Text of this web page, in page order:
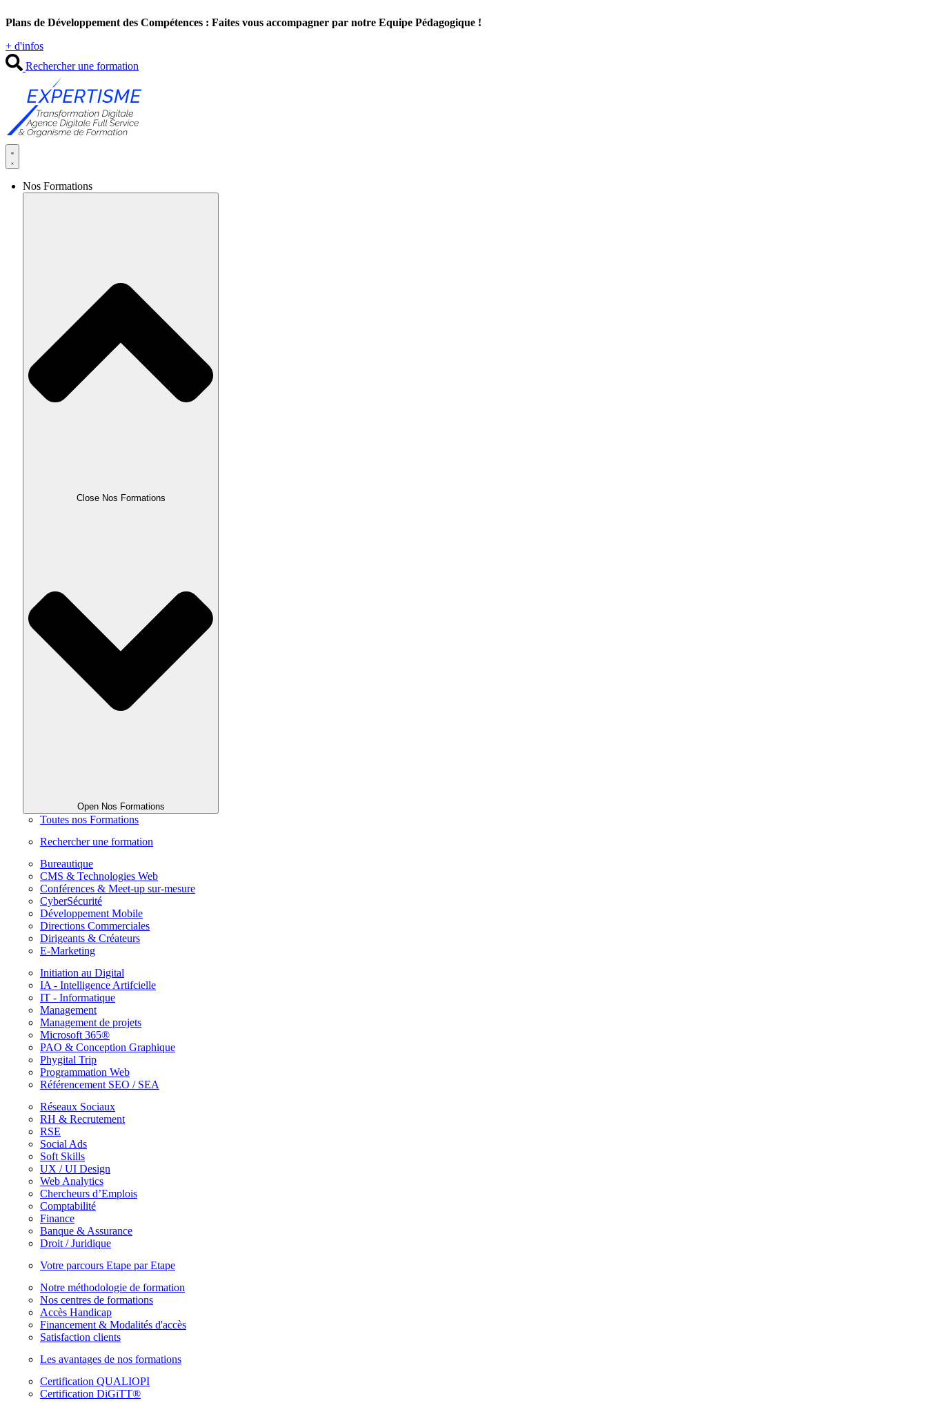
au
Plans de Développement des Compétences : Faites vous accompagner par notre Equipe Pédagogique !
+ d'infos
Rechercher une formation
Nos Formations
Close Nos Formations
Open Nos Formations
Toutes nos Formations
Rechercher une formation
Bureautique
CMS & Technologies Web
Conférences & Meet-up sur-mesure
CyberSécurité
Développement Mobile
Directions Commerciales
Dirigeants & Créateurs
E-Marketing
Initiation au Digital
IA - Intelligence Artifcielle
IT - Informatique
Management
Management de projets
Microsoft 365®
PAO & Conception Graphique
Phygital Trip
Programmation Web
Référencement SEO / SEA
Réseaux Sociaux
RH & Recrutement
RSE
Social Ads
Soft Skills
UX / UI Design
Web Analytics
Chercheurs d’Emplois
Comptabilité
Finance
Banque & Assurance
Droit / Juridique
Votre parcours Etape par Etape
Notre méthodologie de formation
Nos centres de formations
Accès Handicap
Financement & Modalités d'accès
Satisfaction clients
Les avantages de nos formations
Certification QUALIOPI
Certification DiGiTT®